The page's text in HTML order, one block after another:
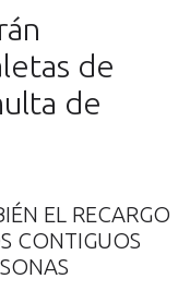
de
de
EL RECARGO
CONTIGUOS